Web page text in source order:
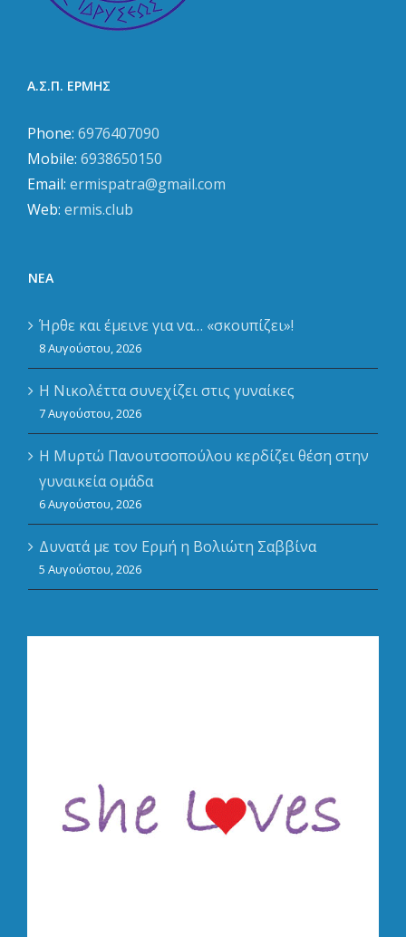
Α.Σ.Π. ΕΡΜΗΣ
Phone: 6976407090
Mobile: 6938650150
Email: ermispatra@gmail.com
Web: ermis.club
ΝΈΑ
Ήρθε και έμεινε για να… «σκουπίζει»!
8 Αυγούστου, 2026
Η Νικολέττα συνεχίζει στις γυναίκες
7 Αυγούστου, 2026
Η Μυρτώ Πανουτσοπούλου κερδίζει θέση στην
γυναικεία ομάδα
6 Αυγούστου, 2026
Δυνατά με τον Ερμή η Βολιώτη Σαββίνα
5 Αυγούστου, 2026